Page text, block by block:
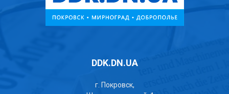
DDK.DN.UA
г. Покровск,